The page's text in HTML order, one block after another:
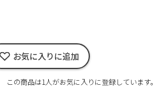
お気に入りに追加
この商品は1人がお気に入りに登録しています。